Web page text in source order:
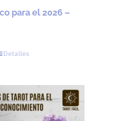
para el 2026 –
Detalles